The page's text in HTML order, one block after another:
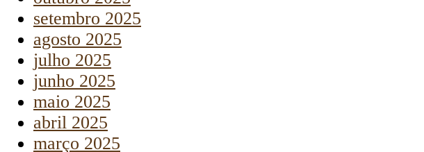
setembro 2025
agosto 2025
julho 2025
junho 2025
maio 2025
abril 2025
março 2025